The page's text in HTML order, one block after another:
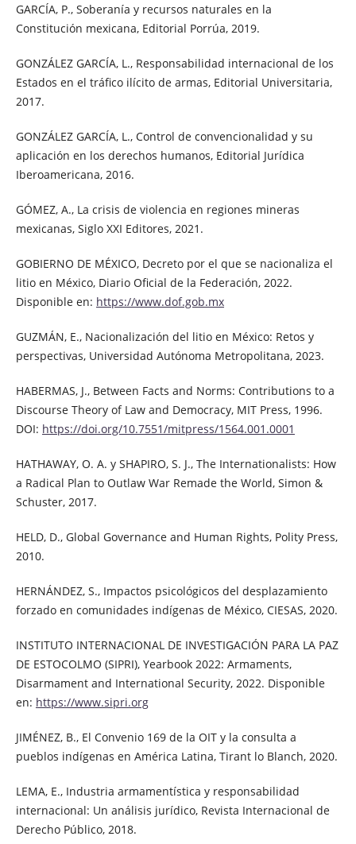
GARCÍA, P., Soberanía y recursos naturales en la
Constitución mexicana, Editorial Porrúa, 2019.
GONZÁLEZ GARCÍA, L., Responsabilidad internacional de los
Estados en el tráfico ilícito de armas, Editorial Universitaria,
2017.
GONZÁLEZ GARCÍA, L., Control de convencionalidad y su
aplicación en los derechos humanos, Editorial Jurídica
Iberoamericana, 2016.
GÓMEZ, A., La crisis de violencia en regiones mineras
mexicanas, Siglo XXI Editores, 2021.
GOBIERNO DE MÉXICO, Decreto por el que se nacionaliza el
litio en México, Diario Oficial de la Federación, 2022.
Disponible en: https://www.dof.gob.mx
GUZMÁN, E., Nacionalización del litio en México: Retos y
perspectivas, Universidad Autónoma Metropolitana, 2023.
HABERMAS, J., Between Facts and Norms: Contributions to a
Discourse Theory of Law and Democracy, MIT Press, 1996.
DOI: https://doi.org/10.7551/mitpress/1564.001.0001
HATHAWAY, O. A. y SHAPIRO, S. J., The Internationalists: How
a Radical Plan to Outlaw War Remade the World, Simon &
Schuster, 2017.
HELD, D., Global Governance and Human Rights, Polity Press,
2010.
HERNÁNDEZ, S., Impactos psicológicos del desplazamiento
forzado en comunidades indígenas de México, CIESAS, 2020.
INSTITUTO INTERNACIONAL DE INVESTIGACIÓN PARA LA PAZ
DE ESTOCOLMO (SIPRI), Yearbook 2022: Armaments,
Disarmament and International Security, 2022. Disponible
en: https://www.sipri.org
JIMÉNEZ, B., El Convenio 169 de la OIT y la consulta a
pueblos indígenas en América Latina, Tirant lo Blanch, 2020.
LEMA, E., Industria armamentística y responsabilidad
internacional: Un análisis jurídico, Revista Internacional de
Derecho Público, 2018.